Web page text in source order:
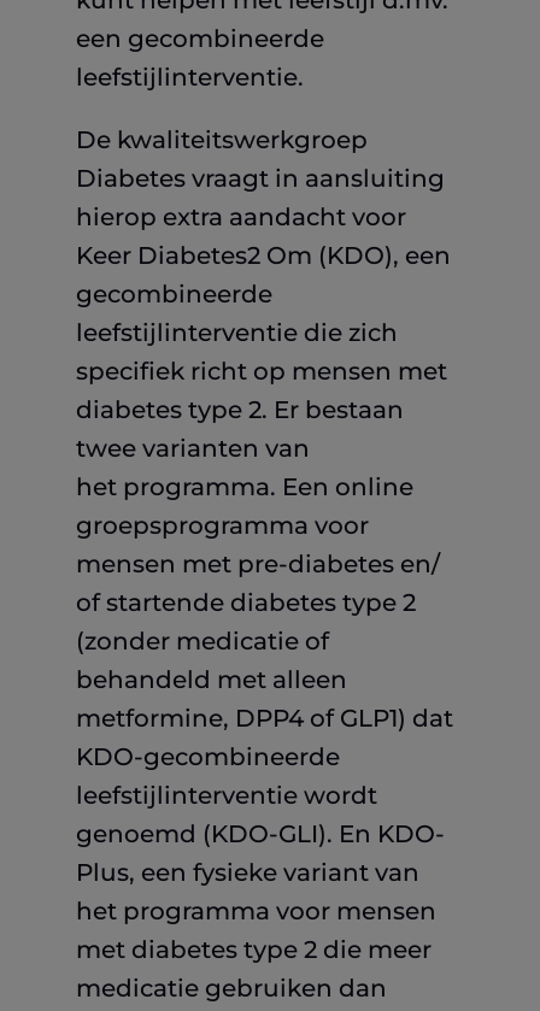
een gecombineerde
leefstijlinterventie.
De kwaliteitswerkgroep
Diabetes vraagt in aansluiting
hierop extra aandacht voor
Keer Diabetes2 Om (KDO), een
gecombineerde
leefstijlinterventie die zich
specifiek richt op mensen met
diabetes type 2. Er bestaan
twee varianten van
het programma. Een online
groepsprogramma voor
mensen met pre-diabetes en/
of startende diabetes type 2
(zonder medicatie of
behandeld met alleen
metformine, DPP4 of GLP1) dat
KDO-gecombineerde
leefstijlinterventie wordt
genoemd (KDO-GLI). En KDO-
Plus, een fysieke variant van
het programma voor mensen
met diabetes type 2 die meer
medicatie gebruiken dan